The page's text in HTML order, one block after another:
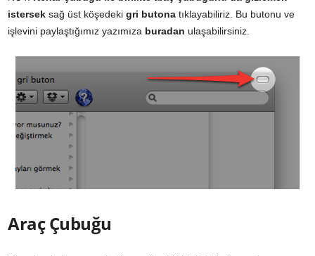
istersek sağ üst köşedeki gri butona tıklayabiliriz. Bu butonu ve
işlevini paylaştığımız yazımıza buradan ulaşabilirsiniz.
Araç Çubuğu